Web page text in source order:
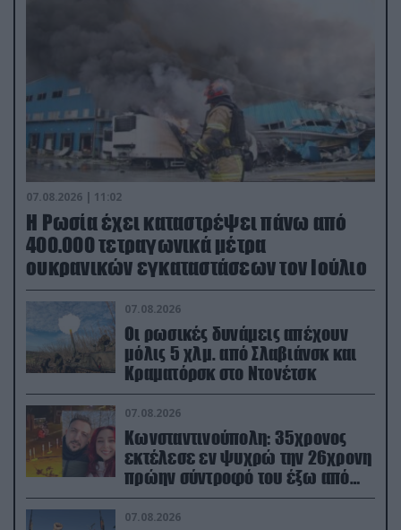
07.08.2026 | 11:02
Η Ρωσία έχει καταστρέψει πάνω από
400.000 τετραγωνικά μέτρα
ουκρανικών εγκαταστάσεων τον Ιούλιο
07.08.2026
Οι ρωσικές δυνάμεις απέχουν
μόλις 5 χλμ. από Σλαβιάνσκ και
Κραματόρσκ στο Ντονέτσκ
07.08.2026
Κωνσταντινούπολη: 35χρονος
εκτέλεσε εν ψυχρώ την 26χρονη
πρώην σύντροφό του έξω από
φαρμακείο (βίντεο)
07.08.2026